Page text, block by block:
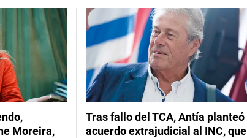
Moreira,
Tras fallo del TCA, Antía planteó
acuerdo extrajudicial al INC, que